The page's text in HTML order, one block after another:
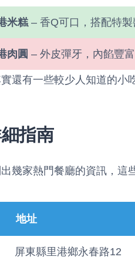
米糕– 香Q可口，搭配特製
肉圓 – 外皮彈牙，內餡豐
還有一些較少人知道的小
指南
幾家熱門餐廳的資訊，這
地址
屏東縣里港鄉永春路12